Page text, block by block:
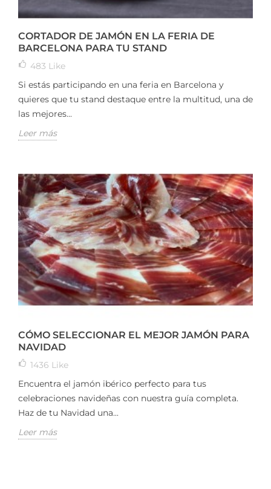
CORTADOR DE JAMÓN EN LA FERIA DE
BARCELONA PARA TU STAND
483 Like
Si estás participando en una feria en Barcelona y
quieres que tu stand destaque entre la multitud, una de
las mejores...
Leer más
CÓMO SELECCIONAR EL MEJOR JAMÓN PARA
NAVIDAD
1436 Like
Encuentra el jamón ibérico perfecto para tus
celebraciones navideñas con nuestra guía completa.
Haz de tu Navidad una...
Leer más